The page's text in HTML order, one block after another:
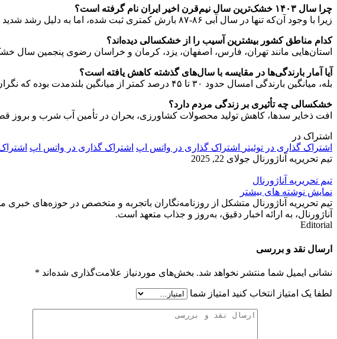
چرا سال ۱۴۰۳ خشک‌ترین سال نیم‌قرن اخیر ایران نام گرفته است؟
زیرا با وجود آن‌که تنها در سال آبی ۸۶-۸۷ بارش کمتری ثبت شده، اما به دلیل رشد شدید جمعیت و کاهش منابع آبی، سرانه آب سال ۱۴۰۳ پایین‌ترین سطح ۵۷ سال گذشته است.
کدام مناطق کشور بیشترین آسیب را از خشکسالی دیده‌اند؟
استان‌هایی مانند تهران، فارس، اصفهان، یزد، کرمان و خراسان رضوی پنجمین سال
آیا آمار بارندگی‌ها در مقایسه با سال‌های گذشته کاهش یافته است؟
بله، میانگین بارندگی امسال حدود ۳۰ تا ۴۵ درصد کمتر از میانگین بلندمدت بوده که نگران‌کننده‌ترین کاهش در دهه‌های اخیر است.
خشکسالی چه تأثیری بر زندگی مردم دارد؟
افت ذخایر سدها، کاهش تولید محصولات کشاورزی، بحران در تأمین آب شرب و بروز
اشتراک در
اشتراک گذاری در توئیتر
اشتراک گذاری در واتس اپ اشتراک گذاری در واتس اپ
تیم تحریریه آناژورنال جولای 22, 2025
تیم تحریریه آناژورنال
نمایش نوشته های بیشتر
تیم تحریریه آناژورنال متشکل از روزنامه‌نگاران باتجربه و متخصص در حوزه‌های خبری
آناژورنال، به ارائه اخبار دقیق، به‌روز و جذاب متعهد است.
Editorial
ارسال نقد و بررسی
نشانی ایمیل شما منتشر نخواهد شد. بخش‌های موردنیاز علامت‌گذاری شده‌اند *
لطفا یک امتیاز انتخاب کنید امتیاز شما